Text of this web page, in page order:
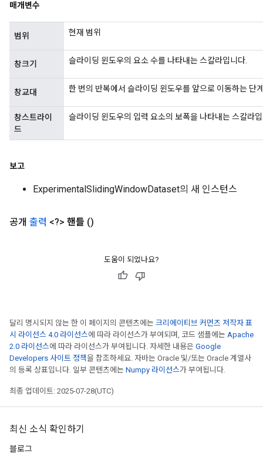
매개변수
범위 현재 범위
창크기 슬라이딩 윈도우의 요소 수를 나타내는 스칼라입니다.
창교대 한 번의 반복에서 슬라이딩 윈도우를 앞으로 이동하는 단
창스트라이
드
슬라이딩 윈도우의 입력 요소의 보폭을 나타내는 스칼라
보고
ExperimentalSlidingWindowDataset의 새 인스턴스
공개 출력 <?> 핸들 ()
도움이 되었나요?
달리 명시되지 않는 한 이 페이지의 콘텐츠에는 크리에이티브 커먼즈 저작자 표
시 라이선스 4.0 라이선스에 따라 라이선스가 부여되며, 코드 샘플에는 Apache
2.0 라이선스에 따라 라이선스가 부여됩니다. 자세한 내용은 Google
Developers 사이트 정책을 참조하세요. 자바는 Oracle 및/또는 Oracle 계열사
의 등록 상표입니다. 일부 콘텐츠에는 Numpy 라이선스가 부여됩니다.
최종 업데이트: 2025-07-28(UTC)
최신 소식 확인하기
블로그